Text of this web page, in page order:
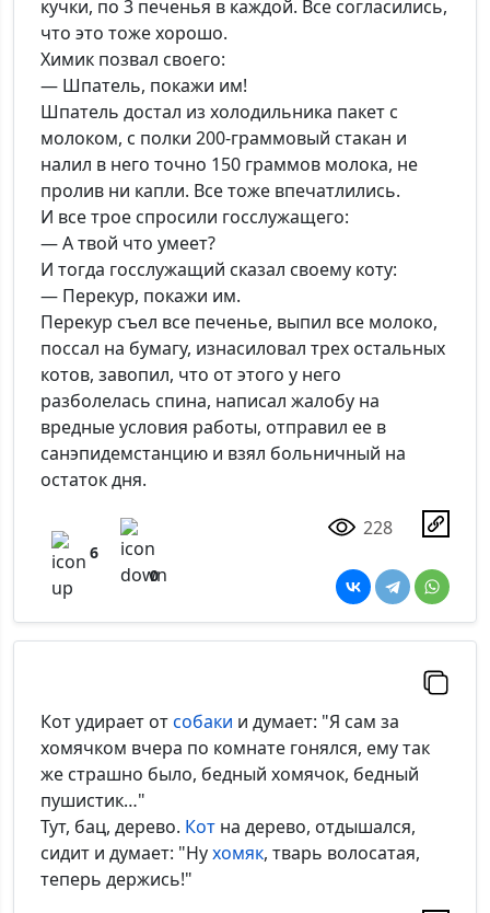
кучки, по 3 печенья в каждой. Все согласились,
что это тоже хорошо.
Химик позвал своего:
— Шпатель, покажи им!
Шпатель достал из холодильника пакет с
молоком, с полки 200-граммовый стакан и
налил в него точно 150 граммов молока, не
пролив ни капли. Все тоже впечатлились.
И все трое спросили госслужащего:
— А твой что умеет?
И тогда госслужащий сказал своему коту:
— Перекур, покажи им.
Перекур съел все печенье, выпил все молоко,
поссал на бумагу, изнасиловал трех остальных
котов, завопил, что от этого у него
разболелась спина, написал жалобу на
вредные условия работы, отправил ее в
санэпидемстанцию и взял больничный на
остаток дня.
6
0
228
Кот удирает отсобаки и думает: "Я сам за
хомячком вчера по комнате гонялся, ему так
же страшно было, бедный хомячок, бедный
пушистик…"
Тут, бац, дерево. Кот на дерево, отдышался,
сидит и думает: "Нухомяк, тварь волосатая,
теперь держись!"